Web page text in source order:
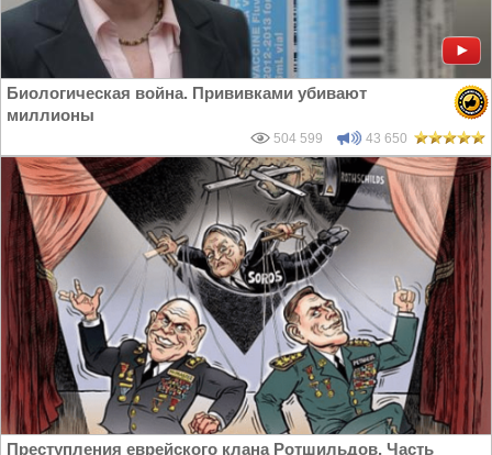
Биологическая война. Прививками убивают
миллионы
504 599 43 650
Преступления еврейского клана Ротшильдов. Часть